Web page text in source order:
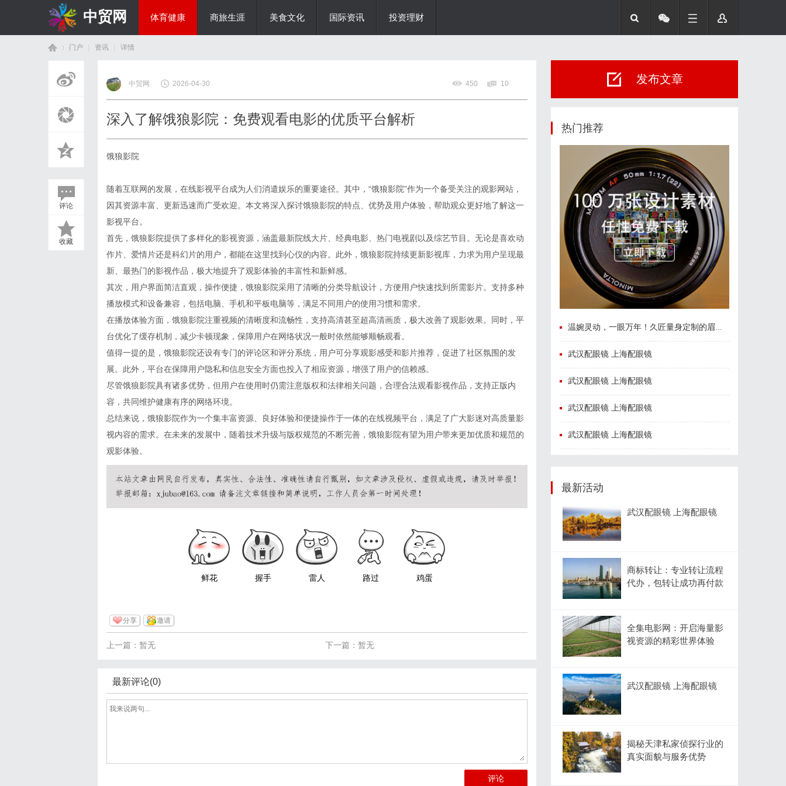
中贸网 体育健康 商旅生涯 美食文化 国际资讯 投资理财
门户 资讯
›
详情
评论
收藏
中贸网 2026-04-30 450 10
深入了解饿狼影院：免费观看电影的优质平台解析
饿狼影院
随着互联网的发展，在线影视平台成为人们消遣娱乐的重要途径。其中，“饿狼影院”作为一个备受关注的观影网站，
因其资源丰富、更新迅速而广受欢迎。本文将深入探讨饿狼影院的特点、优势及用户体验，帮助观众更好地了解这一
影视平台。
首先，饿狼影院提供了多样化的影视资源，涵盖最新院线大片、经典电影、热门电视剧以及综艺节目。无论是喜欢动
作片、爱情片还是科幻片的用户，都能在这里找到心仪的内容。此外，饿狼影院持续更新影视库，力求为用户呈现最
新、最热门的影视作品，极大地提升了观影体验的丰富性和新鲜感。
其次，用户界面简洁直观，操作便捷，饿狼影院采用了清晰的分类导航设计，方便用户快速找到所需影片。支持多种
播放模式和设备兼容，包括电脑、手机和平板电脑等，满足不同用户的使用习惯和需求。
在播放体验方面，饿狼影院注重视频的清晰度和流畅性，支持高清甚至超高清画质，极大改善了观影效果。同时，平
台优化了缓存机制，减少卡顿现象，保障用户在网络状况一般时依然能够顺畅观看。
值得一提的是，饿狼影院还设有专门的评论区和评分系统，用户可分享观影感受和影片推荐，促进了社区氛围的发
展。此外，平台在保障用户隐私和信息安全方面也投入了相应资源，增强了用户的信赖感。
尽管饿狼影院具有诸多优势，但用户在使用时仍需注意版权和法律相关问题，合理合法观看影视作品，支持正版内
容，共同维护健康有序的网络环境。
总结来说，饿狼影院作为一个集丰富资源、良好体验和便捷操作于一体的在线视频平台，满足了广大影迷对高质量影
视内容的需求。在未来的发展中，随着技术升级与版权规范的不断完善，饿狼影院有望为用户带来更加优质和规范的
观影体验。
鲜花 握手 雷人 路过 鸡蛋
分享 邀请
下一篇：暂无
上一篇：暂无
最新评论(0)
评论
发布文章
热门推荐
温婉灵动，一眼万年！久匠量身定制的眉眼唇，才是你整张脸的点睛之笔！淡颜系女生的气质加分项
武汉配眼镜 上海配眼镜
武汉配眼镜 上海配眼镜
武汉配眼镜 上海配眼镜
武汉配眼镜 上海配眼镜
最新活动
武汉配眼镜 上海配眼镜
商标转让：专业转让流程
代办，包转让成功再付款
全集电影网：开启海量影
视资源的精彩世界体验
武汉配眼镜 上海配眼镜
揭秘天津私家侦探行业的
真实面貌与服务优势